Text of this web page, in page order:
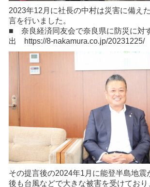
2023年12月に社長の中村は災害に備え
言を行いました。
■ 奈良経済同友会で奈良県に防災に対
出
https://8-nakamura.co.jp/20231225/
その提言後の2024年1月に能登半島地震
後も台風などで大きな被害を受けてお